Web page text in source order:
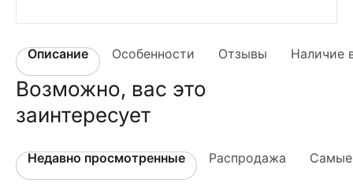
Описание Особенности Отзывы Наличие
Возможно, вас это
заинтересует
Недавно просмотренные Распродажа Самые